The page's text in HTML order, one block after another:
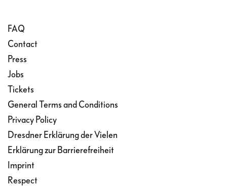
FAQ
Contact
Press
Jobs
Tickets
General Terms and Conditions
Privacy Policy
Dresdner Erklärung der Vielen
Erklärung zur Barrierefreiheit
Imprint
Respect